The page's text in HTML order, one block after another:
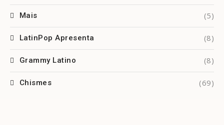
Mais (5)
LatinPop Apresenta (8)
Grammy Latino (8)
Chismes (69)